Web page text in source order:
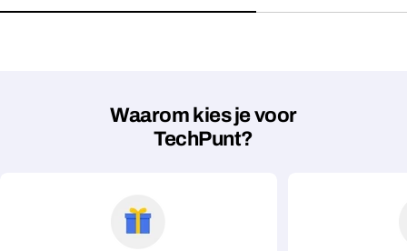
Waarom kies je voor
TechPunt?